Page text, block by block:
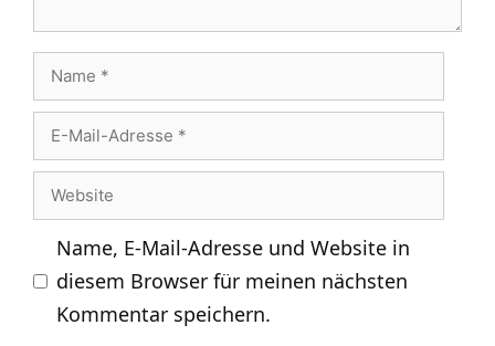
Name
Mail-
Adresse
Website
Name, E-Mail-Adresse und Website in
diesem Browser für meinen nächsten
Kommentar speichern.